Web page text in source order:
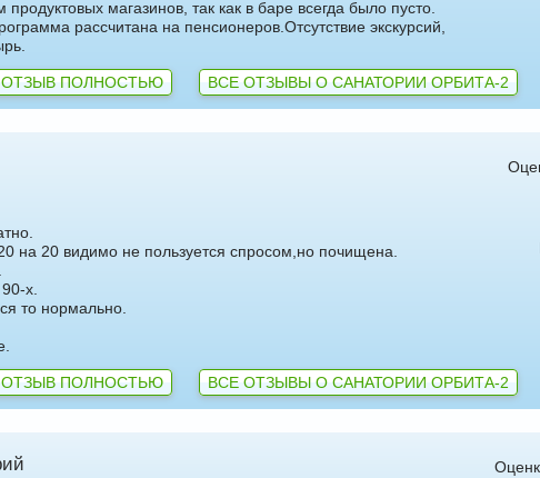
+7 495 215 5755 доб.5
+7 925-903-05-93
продуктовых магазинов, так как в баре всегда было пусто.
рассчитана на пенсионеров.Отсутствие экскурсий,
ПОЛНОСТЬЮ ВСЕ ОТЗЫВЫ О САНАТОРИИ ОРБИТА-2
на 20 видимо не пользуется спросом,но почищена.
х.
то нормально.
ПОЛНОСТЬЮ ВСЕ ОТЗЫВЫ О САНАТОРИИ ОРБИТА-2